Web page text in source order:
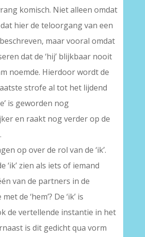
komisch. Niet alleen omdat
hier de teloorgang van een
maar vooral omdat
dat de ‘hij’ blijkbaar nooit
noemde. Hierdoor wordt de
laatste strofe al tot het lijdend
is geworden nog
en raakt nog verder op de
op over de rol van de ‘ik’.
‘ik’ zien als iets of iemand
van de partners in de
de ‘hem’? De ‘ik’ is
de vertellende instantie in het
is dit gedicht qua vorm